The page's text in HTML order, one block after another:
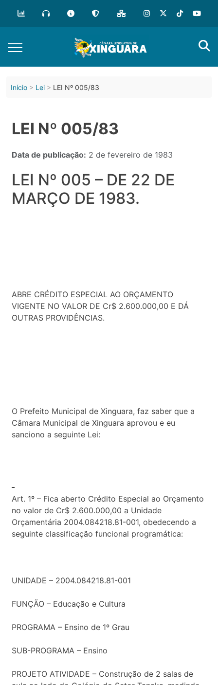
Início Lei LEI Nº 005/83
LEI Nº 005/83
Data de publicação: 2 de fevereiro de 1983
LEI Nº 005 – DE 22 DE
MARÇO DE 1983.
ABRE CRÉDITO ESPECIAL AO ORÇAMENTO
VIGENTE NO VALOR DE Cr$ 2.600.000,00 E DÁ
OUTRAS PROVIDÊNCIAS.
O Prefeito Municipal de Xinguara, faz saber que a
Câmara Municipal de Xinguara aprovou e eu
sanciono a seguinte Lei:
Art. 1º – Fica aberto Crédito Especial ao Orçamento
no valor de Cr$ 2.600.000,00 a Unidade
Orçamentária 2004.084218.81-001, obedecendo a
seguinte classificação funcional programática:
UNIDADE – 2004.084218.81-001
FUNÇÃO – Educação e Cultura
PROGRAMA – Ensino de 1º Grau
SUB-PROGRAMA – Ensino
PROJETO ATIVIDADE – Construção de 2 salas de